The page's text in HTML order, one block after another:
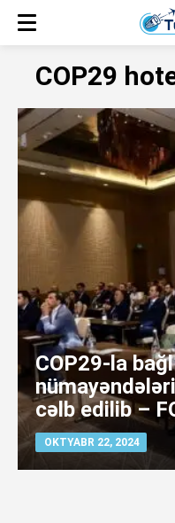
COP29
COP29-la
cəlb edilib –
OKTYABR 22, 2024